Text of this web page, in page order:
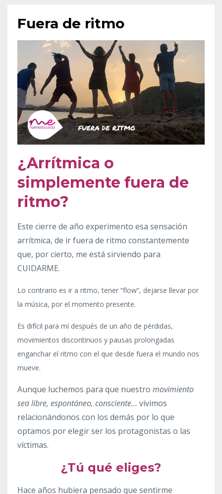
Fuera de ritmo
¿Arrítmica o
simplemente fuera de
ritmo?
Este cierre de año experimento esa sensación
arrítmica, de ir fuera de ritmo constantemente
que, por cierto, me está sirviendo para
CUIDARME.
Lo contrario es ir a ritmo, tener “flow”, dejarse llevar por
la música, por el momento presente.
Es difícil para mí después de un año de pérdidas,
movimientos discontinuos y pausas prolongadas
enganchar el ritmo con el que desde fuera el mundo nos
mueve.
Aunque luchemos para que nuestro movimiento
sea libre, espontáneo, consciente… vivimos
relacionándonos con los demás por lo que
optamos por elegir ser los protagonistas o las
víctimas.
¿Tú qué eliges?
Hace años hubiera pensado que sentirme